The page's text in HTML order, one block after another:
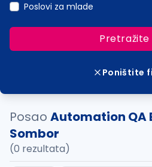
Poslovi za mlade
Pretražite
Poništite
Posao Automation QA
Sombor
(0 rezultata)